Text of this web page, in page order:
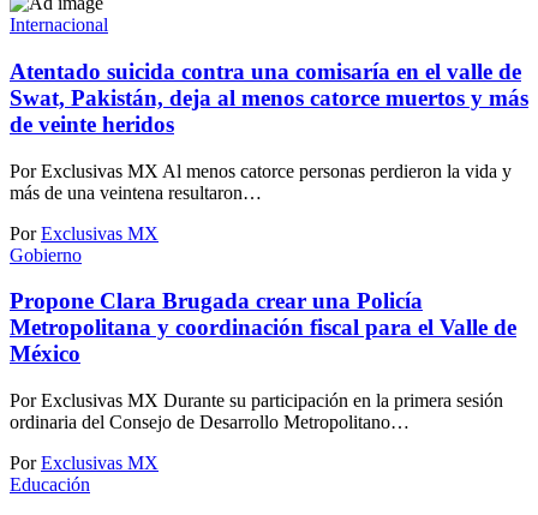
Internacional
Atentado suicida contra una comisaría en el valle de
Swat, Pakistán, deja al menos catorce muertos y más
de veinte heridos
Por Exclusivas MX Al menos catorce personas perdieron la vida y
más de una veintena resultaron…
Por Exclusivas MX
Gobierno
Propone Clara Brugada crear una Policía
Metropolitana y coordinación fiscal para el Valle de
México
Por Exclusivas MX Durante su participación en la primera sesión
ordinaria del Consejo de Desarrollo Metropolitano…
Por Exclusivas MX
Educación